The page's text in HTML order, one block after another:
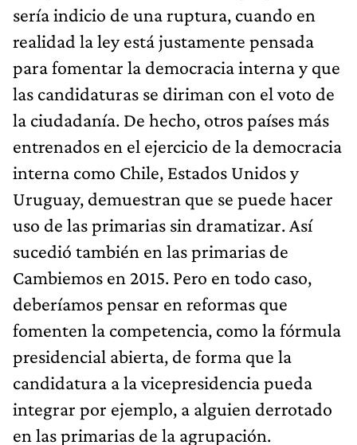
sería indicio de una ruptura, cuando en
realidad la ley está justamente pensada
para fomentar la democracia interna y que
las candidaturas se diriman con el voto de
la ciudadanía. De hecho, otros países más
entrenados en el ejercicio de la democracia
interna como Chile, Estados Unidos y
Uruguay, demuestran que se puede hacer
uso de las primarias sin dramatizar. Así
sucedió también en las primarias de
Cambiemos en 2015. Pero en todo caso,
deberíamos pensar en reformas que
fomenten la competencia, como la fórmula
presidencial abierta, de forma que la
candidatura a la vicepresidencia pueda
integrar por ejemplo, a alguien derrotado
en las primarias de la agrupación.